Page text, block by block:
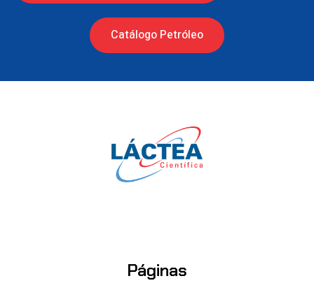
Catálogo Petróleo
Páginas